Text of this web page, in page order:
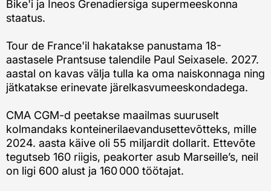
Bike'i ja Ineos Grenadiersiga supermeeskonna
staatus.
Tour de France'il hakatakse panustama 18-
aastasele Prantsuse talendile Paul Seixasele. 2027.
aastal on kavas välja tulla ka oma naiskonnaga ning
jätkatakse erinevate järelkasvumeeskondadega.
CMA CGM-d peetakse maailmas suuruselt
kolmandaks konteinerilaevandusettevõtteks, mille
2024. aasta käive oli 55 miljardit dollarit. Ettevõte
tegutseb 160 riigis, peakorter asub Marseille’s, neil
on ligi 600 alust ja 160 000 töötajat.